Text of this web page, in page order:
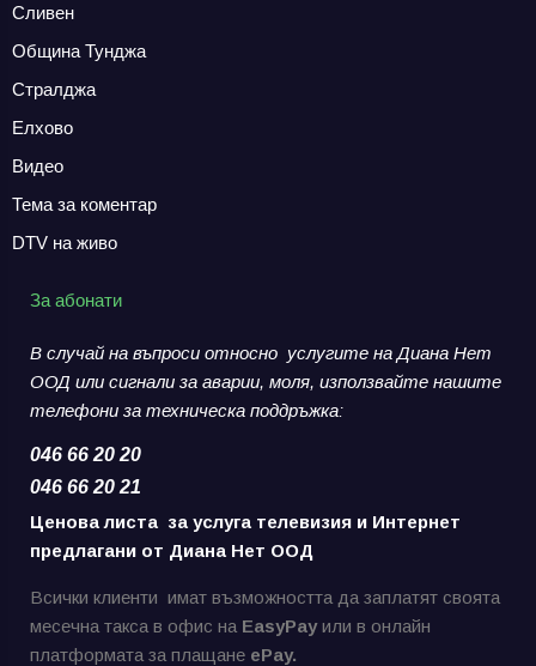
Сливен
Община Тунджа
Стралджа
Елхово
Видео
Тема за коментар
DTV на живо
За абонати
В случай на въпроси относно услугите на Диана Нет
ООД или сигнали за аварии, моля, използвайте нашите
телефони за техническа поддръжка:
046 66 20 20
046 66 20 21
Ценова листа за услуга телевизия и Интернет
предлагани от Диана Нет ООД
Всички клиенти имат възможността да заплатят своята
месечна такса в офис на EasyPayили в онлайн
платформата за плащане ePay.